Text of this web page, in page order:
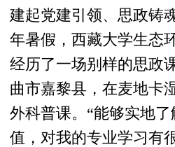
建起党建引领、思政铸
年暑假，西藏大学生态
经历了一场别样的思政
曲市嘉黎县，在麦地卡
外科普课。“能够实地
值，对我的专业学习有